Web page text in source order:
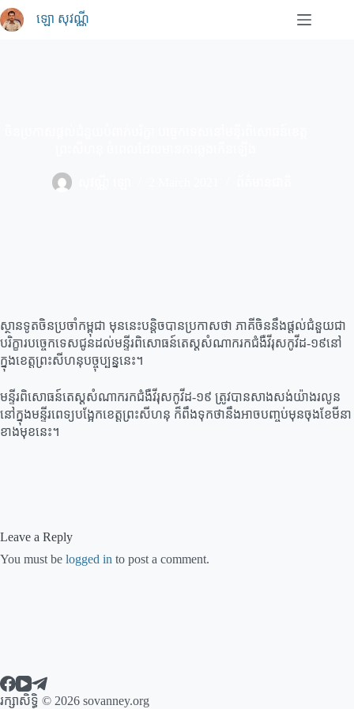
Skip
to
content
ឡោ សុវណ្ណី
ស្ថានទូតចិនប្រចាំកម្ពុជា មុននេះបន្តិចបានប្រកាសថា ភាគីចិននឹងផ្តល់ជំនួយជា
បរិក្ខារបច្ចេកទេសជូនដល់មន្ទីរពិសោធន៍​តេស្ដ​សំណាក​រក​ជំងឺវីរុស​កូវីដ​-១៩នៅ
ក្នុងខេត្តព្រះសីហនុបច្ចុប្បន្ននេះ។
មន្ទីរពិសោធន៍តេស្ដ​សំណាក​រក​ជំងឺវីរុស​កូវីដ​-១៩ ត្រូវបានសាងសង់យ៉ាងរលូន
នៅ​ក្នុង​មន្ទីរពេទ្យ​បង្អែក​ខេត្ត​ព្រះសីហនុ ក៏ពឹងទុកថានឹងអាចបញ្ចប់មុនចុងខែមីនា
ខាងមុខនេះ។
Leave a Reply
You must be logged in to post a comment.
រក្សាសិទ្ធិ © 2026 sovanney.org